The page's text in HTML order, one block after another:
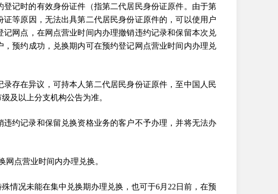
记时的有效身份证件（指第二代居民身份证原件。由于第
等原因，无法出具第二代居民身份证原件的，可以使用户
网点，在网点营业时间内办理撤销违约记录和保留本次兑
预约成功，兑换期内可在预约登记网点营业时间内办理兑
存在异议，可持本人第二代居民身份证原件，至中国人民
及以上分支机构公告为准。
约记录和保留兑换资格业务的客户不予办理，并将无法办
网点营业时间内办理兑换。
情况未能在集中兑换期办理兑换，也可于6月22日前，在预